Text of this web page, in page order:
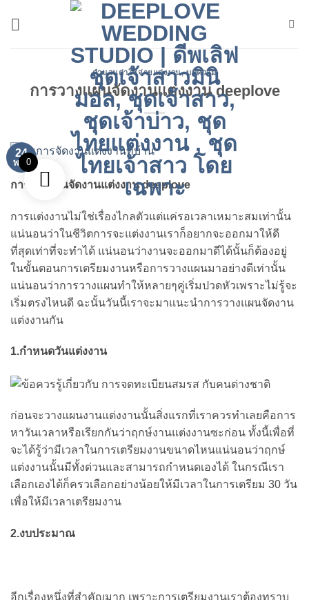
คำนวนค่าใช้จ่ายแต่งงาน,บทความ
การวางแผนจัดงานแต่งงาน deeplove
24
พ.ย.
การวางแผนจัดงานแต่งงาน deeplove
การแต่งงานไม่ใช่เรื่องไกลตัวแต่แค่รอเวลาเหมาะสมเท่านั้น
แน่นอนว่าในชีวิตการจะแต่งงานเราก็อยากจะออกมาให้ดี
ที่สุดเท่าที่จะทำได้ แน่นอนว่างานจะออกมาดีได้นั้นก็ต้องอยู่
ในขั้นตอนการเตรียมงานหรือการวางแผนมาอย่างดีเท่านั้น
แน่นอนว่าการวางแผนทำให้หลายๆคู่เริ่มปวดหัวเพราะไม่รู้จะ
เริ่มตรงไหนดี ฉะนั้นวันนี้เราจะมาแนะนำการวางแผนจัดงาน
แต่งงานกัน
1.กำหนดวันแต่งงาน
ก่อนจะวางแผนงานแต่งงานนั้นสิ่งแรกที่เราควรทำเลยคือการ
หาวันเวลาหรือเรียกกันว่าฤกษ์งานแต่งงานซะก่อน ทั้งนี้เพื่อที่
จะได้รู้ว่ามีเวลาในการเตรียมงานขนาดไหนแน่นอนว่าฤกษ์
แต่งงานนั้นมีทั้งด่วนและสามารถกำหนดเองได้ ในกรณีเรา
เลือกเองได้ก็ครวเลือกอย่างน้อยให้มีเวลาในการเตรียม 30 วัน
เพื่อให้มีเวลาเตรียมงาน
2.งบประมาณ
อีกเรื่องหนึ่งที่สำคัญมาก เพราะการเตรียมงานเราต้องทราบ
0